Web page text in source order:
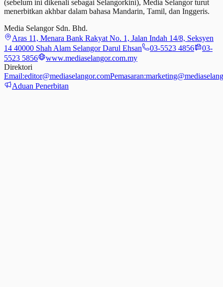
(sebelum ini dikenali sebagai Selangorkini), Media Selangor turut
menerbitkan akhbar dalam bahasa Mandarin, Tamil, dan Inggeris.
Media Selangor Sdn. Bhd.
Aras 11, Menara Bank Rakyat No. 1, Jalan Indah 14/8, Seksyen
14 40000 Shah Alam Selangor Darul Ehsan
03-5523 4856
03-
5523 5856
www.mediaselangor.com.my
Direktori
Email:editor@mediaselangor.comPemasaran:
Aduan Penerbitan